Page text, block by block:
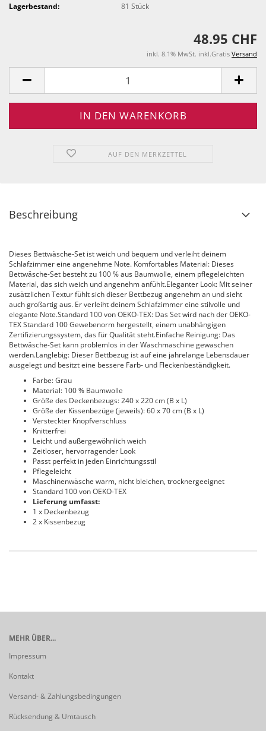
Lagerbestand:
81Stück
48.95 CHF
inkl. 8.1% MwSt. inkl.Gratis Versand
AUF DEN MERKZETTEL
Beschreibung
Dieses Bettwäsche-Set ist weich und bequem und verleiht deinem
Schlafzimmer eine angenehme Note. Komfortables Material: Dieses
Bettwäsche-Set besteht zu 100 % aus Baumwolle, einem pflegeleichten
Material, das sich weich und angenehm anfühlt.Eleganter Look: Mit seiner
zusätzlichen Textur fühlt sich dieser Bettbezug angenehm an und sieht
auch großartig aus. Er verleiht deinem Schlafzimmer eine stilvolle und
elegante Note.Standard 100 von OEKO-TEX: Das Set wird nach der OEKO-
TEX Standard 100 Gewebenorm hergestellt, einem unabhängigen
Zertifizierungssystem, das für Qualität steht.Einfache Reinigung: Das
Bettwäsche-Set kann problemlos in der Waschmaschine gewaschen
werden.Langlebig: Dieser Bettbezug ist auf eine jahrelange Lebensdauer
ausgelegt und besitzt eine bessere Farb- und Fleckenbeständigkeit.
Farbe: Grau
Material: 100 % Baumwolle
Größe des Deckenbezugs: 240 x 220 cm (B x L)
Größe der Kissenbezüge (jeweils): 60 x 70 cm (B x L)
Versteckter Knopfverschluss
Knitterfrei
Leicht und außergewöhnlich weich
Zeitloser, hervorragender Look
Passt perfekt in jeden Einrichtungsstil
Pflegeleicht
Maschinenwäsche warm, nicht bleichen, trocknergeeignet
Standard 100 von OEKO-TEX
Lieferung umfasst:
1 x Deckenbezug
2 x Kissenbezug
MEHR ÜBER...
Impressum
Kontakt
Versand- & Zahlungsbedingungen
Rücksendung & Umtausch